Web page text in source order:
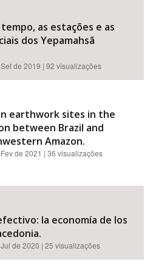
as estações e as
dos Yepamahsã
de 2019 | 92 visualizações
earthwork sites in the
between Brazil and
Amazon.
de 2021 | 36 visualizações
la economía de los
de 2020 | 25 visualizações